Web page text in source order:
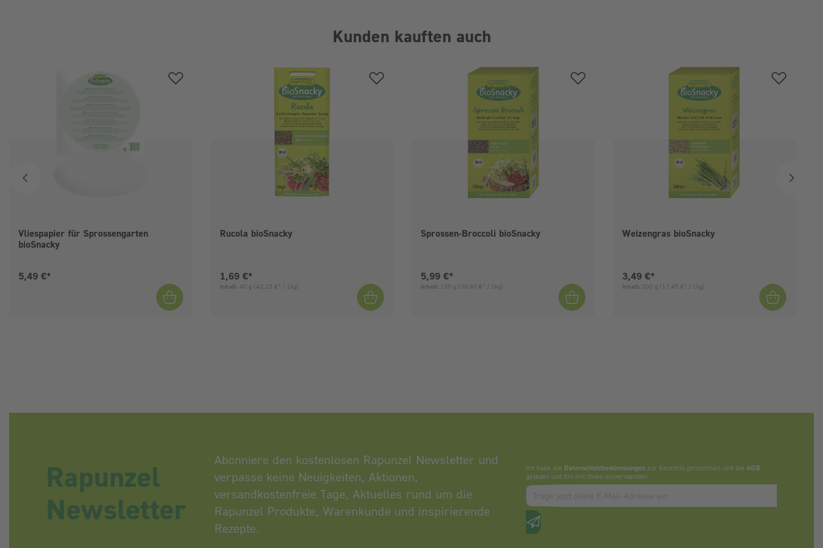
Kunden kauften auch
Vliespapier für Sprossengarten
bioSnacky
Aktueller Preis:
5,49 €*
Rucola bioSnacky
Aktueller Preis:
1,69 €*
Inhalt: 40 g (42,25 €* / 1kg)
Sprossen-Broccoli bioSnacky
Aktueller Preis:
5,99 €*
Inhalt: 150 g (39,93 €* / 1kg)
Weizengras bioSnacky
Aktueller Preis:
3,49 €*
Inhalt: 200 g (17,45 €* / 1kg)
Rapunzel
Newsletter
Abonniere den kostenlosen Rapunzel Newsletter und
verpasse keine Neuigkeiten, Aktionen,
versandkostenfreie Tage, Aktuelles rund um die
Rapunzel Produkte, Warenkunde und inspirierende
Rezepte.
Ich habe die Datenschutzbestimmungen zur Kenntnis genommen und die AGB
gelesen und bin mit ihnen einverstanden.
Zum abbonieren des Newsletters, bitte E-Mail Adresse eintragen.